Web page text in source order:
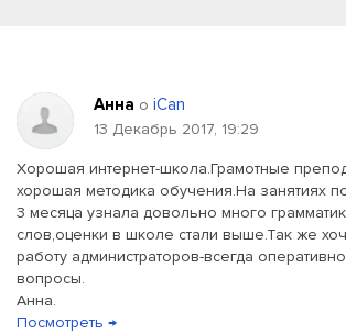
Анна о iCan
13 Декабрь 2017, 19:29
Хорошая интернет-школа.Грамотные
хорошая методика обучения.На занятиях
3 месяца узнала довольно много
слов,оценки в школе стали выше.Так же
работу администраторов-всегда
вопросы.
Анна.
Посмотреть →